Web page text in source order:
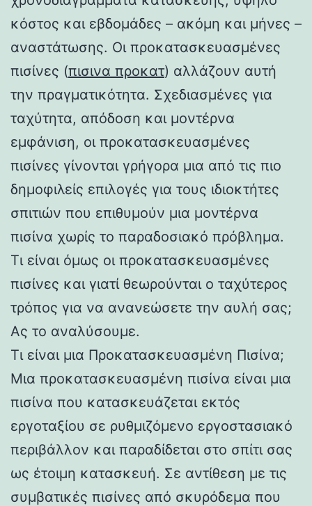
κόστος και εβδομάδες – ακόμη και μήνες –
αναστάτωσης. Οι προκατασκευασμένες
πισίνες (πισινα προκατ) αλλάζουν αυτή
την πραγματικότητα. Σχεδιασμένες για
ταχύτητα, απόδοση και μοντέρνα
εμφάνιση, οι προκατασκευασμένες
πισίνες γίνονται γρήγορα μια από τις πιο
δημοφιλείς επιλογές για τους ιδιοκτήτες
σπιτιών που επιθυμούν μια μοντέρνα
πισίνα χωρίς το παραδοσιακό πρόβλημα.
Τι είναι όμως οι προκατασκευασμένες
πισίνες και γιατί θεωρούνται ο ταχύτερος
τρόπος για να ανανεώσετε την αυλή σας;
Ας το αναλύσουμε.
Τι είναι μια Προκατασκευασμένη Πισίνα;
Μια προκατασκευασμένη πισίνα είναι μια
πισίνα που κατασκευάζεται εκτός
εργοταξίου σε ρυθμιζόμενο εργοστασιακό
περιβάλλον και παραδίδεται στο σπίτι σας
ως έτοιμη κατασκευή. Σε αντίθεση με τις
συμβατικές πισίνες από σκυρόδεμα που